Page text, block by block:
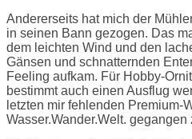
Andererseits hat mich der
in seinen Bann gezogen. Das
dem leichten Wind und den
Gänsen und schnatternden
Feeling aufkam. Für Hobby-
bestimmt auch einen Ausflug
letzten mir fehlenden Premium-
Wasser.Wander.Welt. gegangen